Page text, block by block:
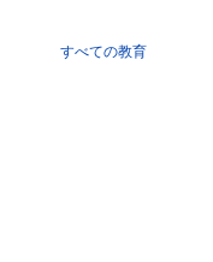
なツールとリ
クセスする際
すべての教育